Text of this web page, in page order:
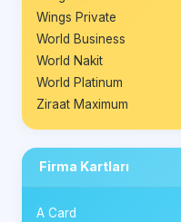
Wings Private
World Business
World Nakit
World Platinum
Ziraat Maximum
Firma Kartları
A Card